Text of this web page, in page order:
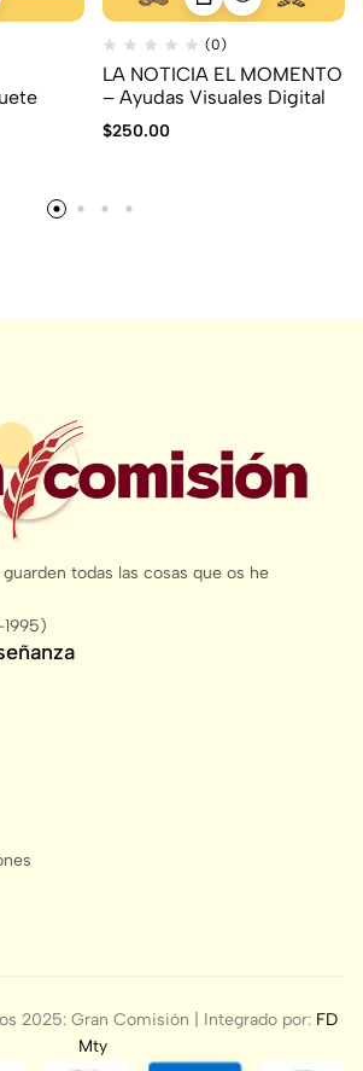
(0)
LA NOTICIA EL MOMENTO
– Ayudas Visuales Digital
$250.00
todas las cosas que os he
2025: Gran Comisión | Integrado por: FD
Mty